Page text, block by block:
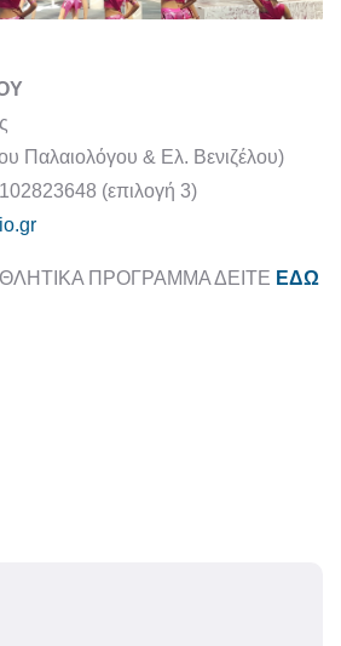
Παλαιολόγου & Ελ. Βενιζέλου)
(επιλογή 3)
ΠΡΟΓΡΑΜΜΑ ΔΕΙΤΕ ΕΔΩ